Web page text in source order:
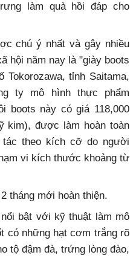
làm quà hồi đáp cho
chú ý nhất và gây nhiều
hội năm nay là "giày boots
Tokorozawa, tỉnh Saitama,
ty mô hình thực phẩm
boots này có giá 118,000
kim), được làm hoàn toàn
theo kích cỡ do người
vi kích thước khoảng từ
tháng mới hoàn thiện.
bật với kỹ thuật làm mô
có những hạt cơm trắng rõ
tộ đậm đà, trứng lòng đào,